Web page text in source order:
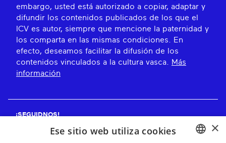
embargo, usted está autorizado a copiar, adaptar y
difundir los contenidos publicados de los que el
ICV es autor, siempre que mencione la paternidad y
los comparta en las mismas condiciones. En
efecto, deseamos facilitar la difusión de los
contenidos vinculados a la cultura vasca.
Más
información
¡SEGUIDNOS!
×
Ese sitio web utiliza cookies